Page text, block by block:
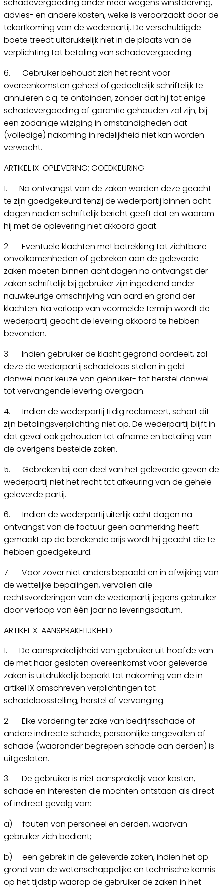
schadevergoeding onder meer wegens winstderving,
advies- en andere kosten, welke is veroorzaakt door de
tekortkoming van de wederpartij. De verschuldigde
boete treedt uitdrukkelijk niet in de plaats van de
verplichting tot betaling van schadevergoeding.
6. Gebruiker behoudt zich het recht voor
overeenkomsten geheel of gedeeltelijk schriftelijk te
annuleren c.q. te ontbinden, zonder dat hij tot enige
schadevergoeding of garantie gehouden zal zijn, bij
een zodanige wijziging in omstandigheden dat
(volledige) nakoming in redelijkheid niet kan worden
verwacht.
ARTIKEL IX OPLEVERING; GOEDKEURING
1. Na ontvangst van de zaken worden deze geacht
te zijn goedgekeurd tenzij de wederpartij binnen acht
dagen nadien schriftelijk bericht geeft dat en waarom
hij met de oplevering niet akkoord gaat.
2. Eventuele klachten met betrekking tot zichtbare
onvolkomenheden of gebreken aan de geleverde
zaken moeten binnen acht dagen na ontvangst der
zaken schriftelijk bij gebruiker zijn ingediend onder
nauwkeurige omschrijving van aard en grond der
klachten. Na verloop van voormelde termijn wordt de
wederpartij geacht de levering akkoord te hebben
bevonden.
3. Indien gebruiker de klacht gegrond oordeelt, zal
deze de wederpartij schadeloos stellen in geld -
danwel naar keuze van gebruiker- tot herstel danwel
tot vervangende levering overgaan.
4. Indien de wederpartij tijdig reclameert, schort dit
zijn betalingsverplichting niet op. De wederpartij blijft in
dat geval ook gehouden tot afname en betaling van
de overigens bestelde zaken.
5. Gebreken bij een deel van het geleverde geven de
wederpartij niet het recht tot afkeuring van de gehele
geleverde partij.
6. Indien de wederpartij uiterlijk acht dagen na
ontvangst van de factuur geen aanmerking heeft
gemaakt op de berekende prijs wordt hij geacht die te
hebben goedgekeurd.
7. Voor zover niet anders bepaald en in afwijking van
de wettelijke bepalingen, vervallen alle
rechtsvorderingen van de wederpartij jegens gebruiker
door verloop van één jaar na leveringsdatum.
ARTIKEL X AANSPRAKELIJKHEID
1. De aansprakelijkheid van gebruiker uit hoofde van
de met haar gesloten overeenkomst voor geleverde
zaken is uitdrukkelijk beperkt tot nakoming van de in
artikel IX omschreven verplichtingen tot
schadeloosstelling, herstel of vervanging.
2. Elke vordering ter zake van bedrijfsschade of
andere indirecte schade, persoonlijke ongevallen of
schade (waaronder begrepen schade aan derden) is
uitgesloten.
3. De gebruiker is niet aansprakelijk voor kosten,
schade en interesten die mochten ontstaan als direct
of indirect gevolg van:
a) fouten van personeel en derden, waarvan
gebruiker zich bedient;
b) een gebrek in de geleverde zaken, indien het op
grond van de wetenschappelijke en technische kennis
op het tijdstip waarop de gebruiker de zaken in het